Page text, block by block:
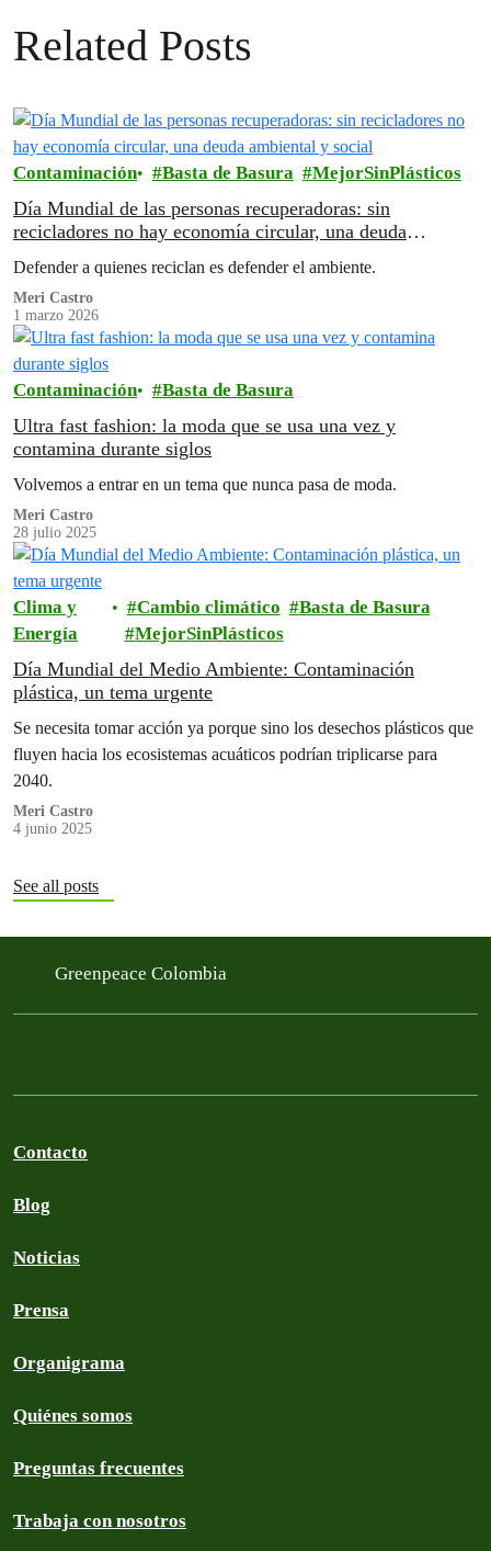
Related Posts
Contaminación Basta de Basura MejorSinPlásticos
Día Mundial de las personas recuperadoras: sin
recicladores no hay economía circular, una deuda
Defender a quienes reciclan es defender el ambiente.
Meri Castro
1 marzo 2026
Contaminación Basta de Basura
Ultra fast fashion: la moda que se usa una vez y
contamina durante siglos
Volvemos a entrar en un tema que nunca pasa de moda.
Meri Castro
28 julio 2025
Clima y
Energía
Cambio climático
Basta de Basura
MejorSinPlásticos
Día Mundial del Medio Ambiente: Contaminación
plástica, un tema urgente
Se necesita tomar acción ya porque sino los desechos plásticos que
fluyen hacia los ecosistemas acuáticos podrían triplicarse para
2040.
Meri Castro
4 junio 2025
See all posts
Greenpeace Colombia
Contacto
Blog
Noticias
Prensa
Organigrama
Quiénes somos
Preguntas frecuentes
Trabaja con nosotros